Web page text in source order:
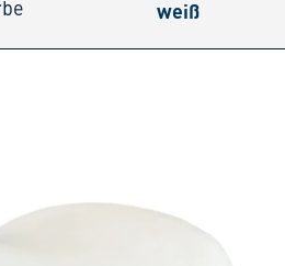
weiß